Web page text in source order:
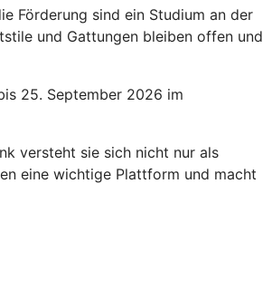
Förderung sind ein Studium an der
und Gattungen bleiben offen und
25. September 2026 im
versteht sie sich nicht nur als
eine wichtige Plattform und macht